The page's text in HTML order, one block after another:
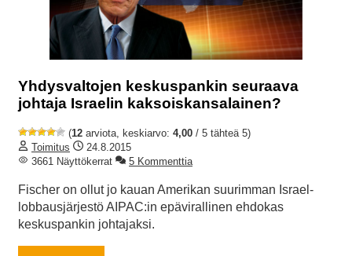
Yhdysvaltojen keskuspankin seuraava
johtaja Israelin kaksoiskansalainen?
(12 arviota, keskiarvo: 4,00 / 5 tähteä 5)
Toimitus
24.8.2015
3661 Näyttökerrat
5 Kommenttia
Fischer on ollut jo kauan Amerikan suurimman Israel-
lobbausjärjestö AIPAC:in epävirallinen ehdokas
keskuspankin johtajaksi.